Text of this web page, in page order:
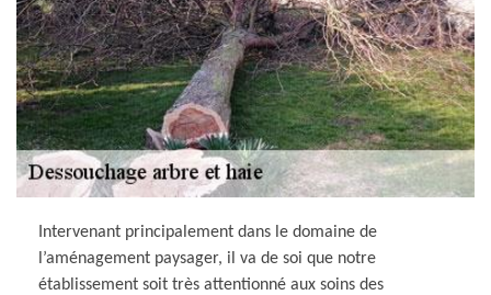
Intervenant principalement dans le domaine de
l’aménagement paysager, il va de soi que notre
établissement soit très attentionné aux soins des